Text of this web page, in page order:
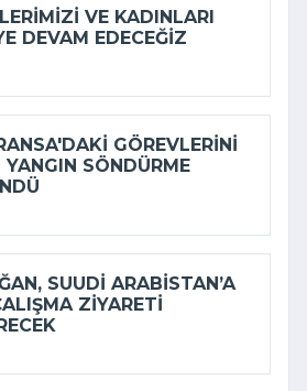
VE KADINLARI
DEVAM EDECEĞIZ
GÖREVLERINI
SÖNDÜRME
SUUDI ARABISTAN’A
ZIYARETI